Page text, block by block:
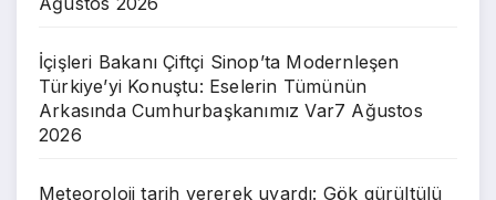
İçişleri Bakanı Çiftçi Sinop’ta Modernleşen
Türkiye’yi Konuştu: Eselerin Tümünün
Arkasında Cumhurbaşkanımız Var7 Ağustos
2026
Meteoroloji tarih vererek uyardı: Gök gürültülü